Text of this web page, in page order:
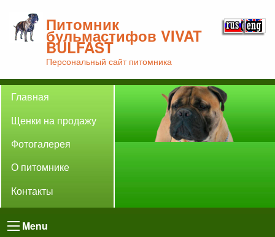
Питомник
бульмастифов VIVAT
BULFAST
Персональный сайт питомника
Главная
Щенки на продажу
Фотогалерея
О питомнике
Контакты
Menu